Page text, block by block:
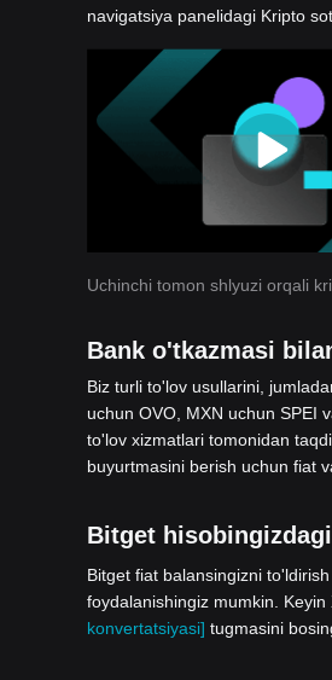
navigatsiya panelidagi Kripto
Uchinchi tomon shlyuzi orqali
Bank o'tkazmasi
Biz turli to'lov usullarini,
uchun OVO, MXN uchun SPEI
to'lov xizmatlari tomonidan
buyurtmasini berish uchun fiat
Bitget
Bitget fiat balansingizni
foydalanishingiz mumkin.
konvertatsiyasi] tugmasini